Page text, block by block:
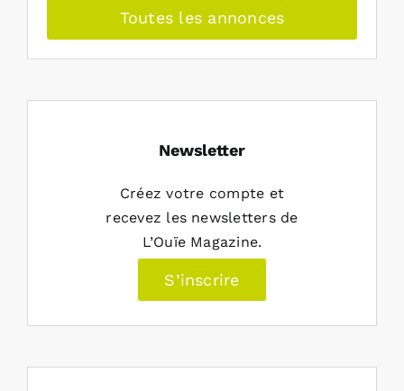
Toutes les annonces
Newsletter
Créez votre compte et
recevez les newsletters de
L’Ouïe Magazine.
S’inscrire